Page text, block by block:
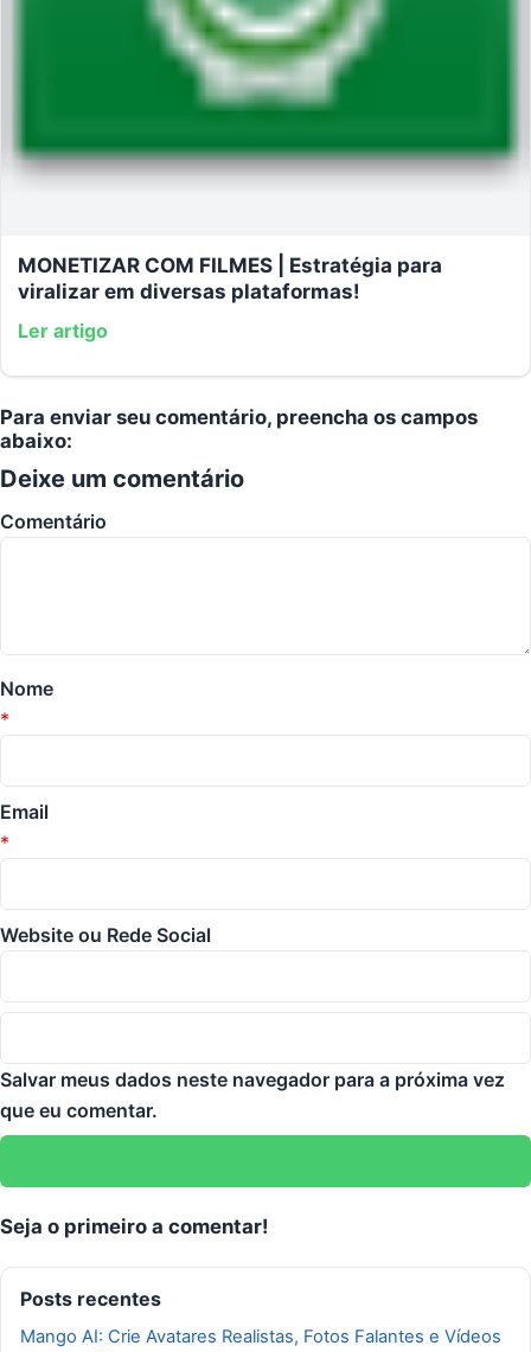
MONETIZAR COM FILMES | Estratégia para
viralizar em diversas plataformas!
Ler artigo
Para enviar seu comentário, preencha os campos
abaixo:
Deixe um comentário
Comentário
Nome
*
Email
*
Website ou Rede Social
Salvar meus dados neste navegador para a próxima vez
que eu comentar.
Seja o primeiro a comentar!
Posts recentes
Mango AI: Crie Avatares Realistas, Fotos Falantes e Vídeos